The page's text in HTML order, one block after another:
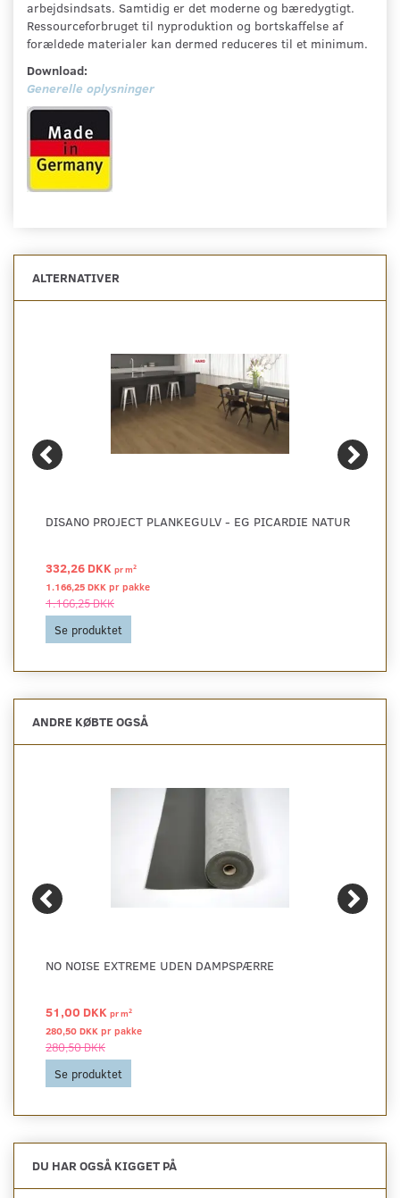
arbejdsindsats. Samtidig er det moderne og bæredygtigt.
Ressourceforbruget til nyproduktion og bortskaffelse af
forældede materialer kan dermed reduceres til et minimum.
Download:
Generelle oplysninger
ALTERNATIVER
DISANO PROJECT PLANKEGULV - EG PICARDIE NATUR
332,26 DKK prm2
1.166,25 DKK pr pakke
1.166,25 DKK
Se produktet
ANDRE KØBTE OGSÅ
NO NOISE EXTREME UDEN DAMPSPÆRRE
51,00 DKK prm2
280,50 DKK pr pakke
280,50 DKK
Se produktet
DU HAR OGSÅ KIGGET PÅ